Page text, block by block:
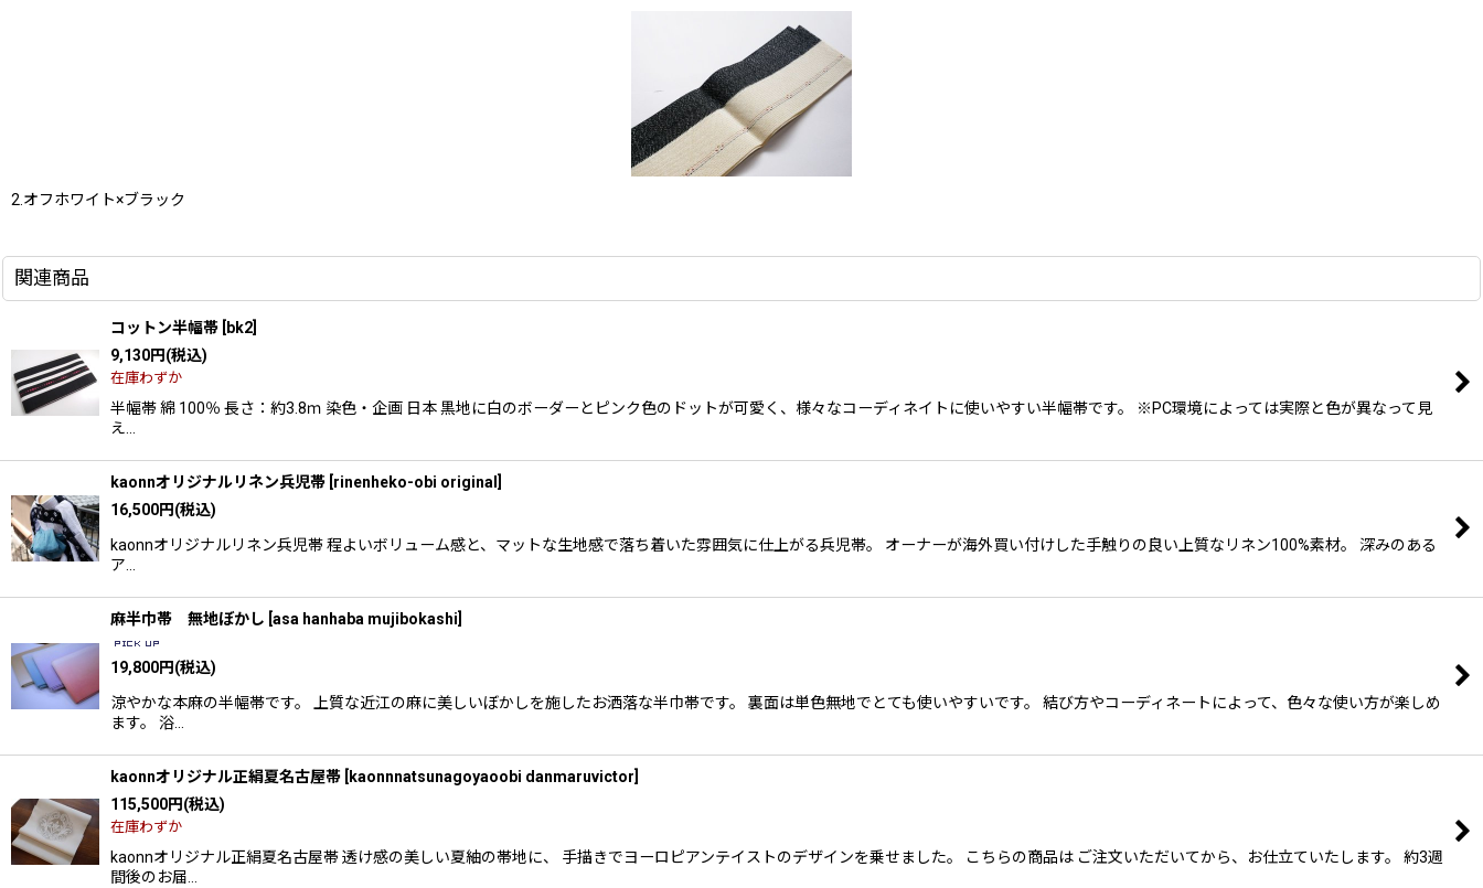
2.オフホワイト×ブラック
関連商品
コットン半幅帯 bk2
9,130円(税込)
在庫わずか
半幅帯 綿 100％ 長さ：約3.8ｍ 染色・企画 日本 黒地に白のボーダーとピンク色のドットが可愛く、様々なコーディネイトに使いやすい半幅帯です。 ※PC環境によっては実際と色が異なって見
え…
kaonnオリジナルリネン兵児帯 rinenheko-obi original
16,500円(税込)
kaonnオリジナルリネン兵児帯 程よいボリューム感と、マットな生地感で落ち着いた雰囲気に仕上がる兵児帯。 オーナーが海外買い付けした手触りの良い上質なリネン100%素材。 深みのある
ア…
麻半巾帯 無地ぼかし asa hanhaba mujibokashi
19,800円(税込)
涼やかな本麻の半幅帯です。 上質な近江の麻に美しいぼかしを施したお洒落な半巾帯です。 裏面は単色無地でとても使いやすいです。 結び方やコーディネートによって、色々な使い方が楽しめ
ます。 浴…
kaonnオリジナル正絹夏名古屋帯 kaonnnatsunagoyaoobi danmaruvictor
115,500円(税込)
在庫わずか
kaonnオリジナル正絹夏名古屋帯 透け感の美しい夏紬の帯地に、 手描きでヨーロピアンテイストのデザインを乗せました。 こちらの商品は ご注文いただいてから、お仕立ていたします。 約3週
間後のお届…